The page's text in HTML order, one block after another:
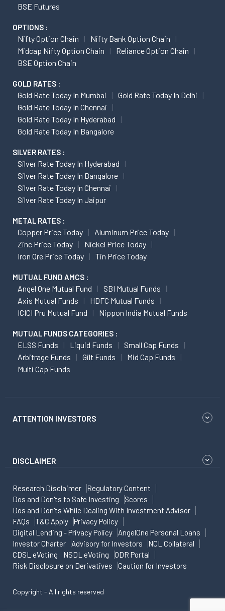
BSE Futures
OPTIONS :
Nifty Option Chain
Nifty Bank Option Chain
Midcap Nifty Option Chain
Reliance Option Chain
BSE Option Chain
GOLD RATES :
Gold Rate Today In Mumbai
Gold Rate Today In Delhi
Gold Rate Today In Chennai
Gold Rate Today In Hyderabad
Gold Rate Today In Bangalore
SILVER RATES :
Silver Rate Today In Hyderabad
Silver Rate Today In Bangalore
Silver Rate Today In Chennai
Silver Rate Today In Jaipur
METAL RATES :
Copper Price Today
Aluminum Price Today
Zinc Price Today
Nickel Price Today
Iron Ore Price Today
Tin Price Today
MUTUAL FUND AMCS :
Angel One Mutual Fund
SBI Mutual Funds
Axis Mutual Funds
HDFC Mutual Funds
ICICI Pru Mutual Fund
Nippon India Mutual Funds
MUTUAL FUNDS CATEGORIES :
ELSS Funds Liquid Funds
Small Cap Funds
Arbitrage Funds
Gilt Funds
Mid Cap Funds
Multi Cap Funds
ATTENTION INVESTORS
DISCLAIMER
Research Disclaimer
Regulatory Content
Dos and Don'ts to Safe Investing
Scores
Dos and Don'ts While Dealing With Investment Advisor
FAQs
T&C Apply
Privacy Policy
Digital Lending - Privacy Policy
AngelOne Personal Loans
Investor Charter
Advisory for Investors
NCL Collateral
CDSL eVoting
NSDL eVoting
ODR Portal
Risk Disclosure on Derivatives
Caution for Investors
Copyright - All rights reserved